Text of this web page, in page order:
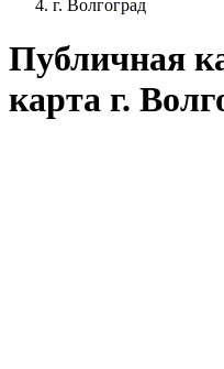
г. Волгоград
Публичная
карта г.